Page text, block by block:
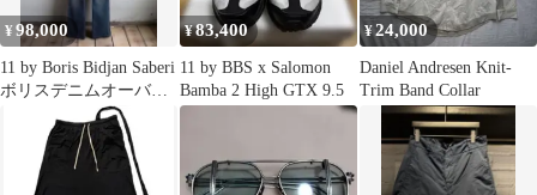
¥98,000
11 by Boris Bidjan Saberi
ボリスデニムオーバー
¥83,400
11 by BBS x Salomon
Bamba 2 High GTX 9.5
¥24,000
Daniel Andresen Knit-
Trim Band Collar